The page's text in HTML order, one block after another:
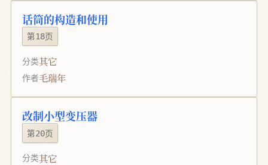
话筒的构造和使用
第18页
分类其它
作者毛瑞年
改制小型变压器
第20页
分类其它